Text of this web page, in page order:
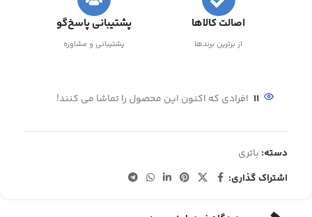
اصالت کالاها
از برترین برندها
پشتیبانی پاسخ‌گو
پشتیبانی و مشاوره
11 افرادی که اکنون این محصول را تماشا می کنند!
دسته: باتری
اشتراک گذاری: